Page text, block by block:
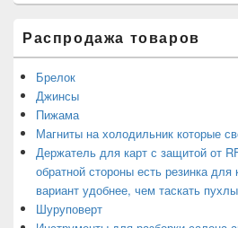
Распродажа товаров
Брелок
Джинсы
Пижама
Магниты на холодильник которые
Держатель для карт с защитой от
обратной стороны есть резинка для
вариант удобнее, чем таскать
Шуруповерт